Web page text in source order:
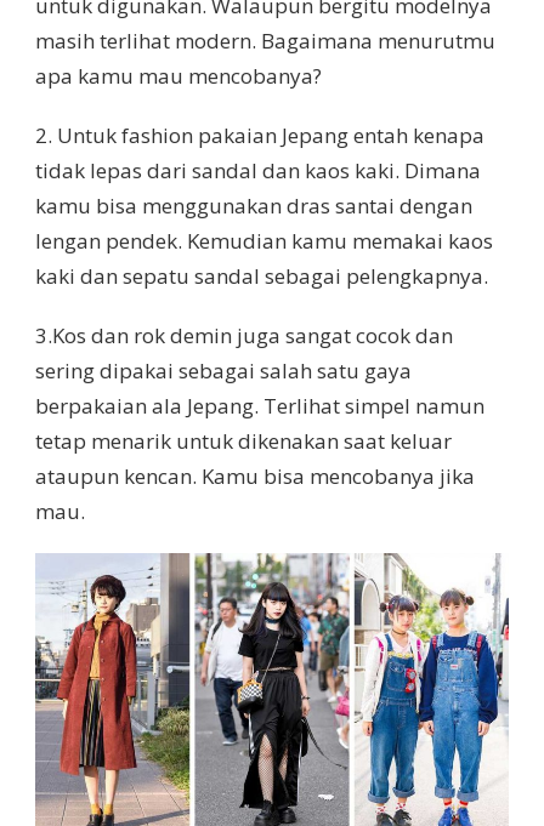
masih terlihat modern. Bagaimana menurutmu
apa kamu mau mencobanya?
2. Untuk fashion pakaian Jepang entah kenapa
tidak lepas dari sandal dan kaos kaki. Dimana
kamu bisa menggunakan dras santai dengan
lengan pendek. Kemudian kamu memakai kaos
kaki dan sepatu sandal sebagai pelengkapnya.
3.Kos dan rok demin juga sangat cocok dan
sering dipakai sebagai salah satu gaya
berpakaian ala Jepang. Terlihat simpel namun
tetap menarik untuk dikenakan saat keluar
ataupun kencan. Kamu bisa mencobanya jika
mau.